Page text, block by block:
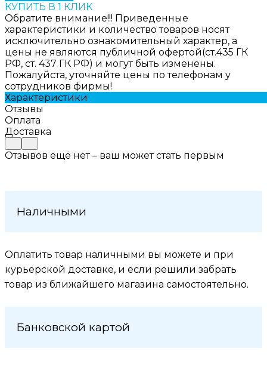
КУПИТЬ В 1 КЛИК
Обратите внимание!!! Приведенные
характеристики и количество товаров носят
исключительно ознакомительный характер, а
цены не являются публичной офертой(ст.435 ГК
РФ, ст. 437 ГК РФ) и могут быть изменены.
Пожалуйста, уточняйте цены по телефонам у
сотрудников фирмы!
Характеристики
Отзывы
Оплата
Доставка
Отзывов ещё нет – ваш может стать первым
Наличными
Оплатить товар наличными вы можете и при
курьерской доставке, и если решили забрать
товар из ближайшего магазина самоcтоятельно.
Банковской картой